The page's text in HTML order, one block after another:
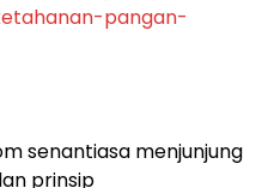
pangan-
senantiasa menjunjung
prinsip